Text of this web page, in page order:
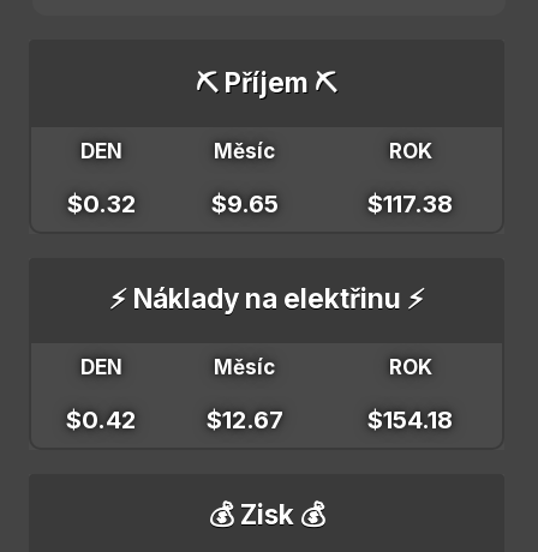
⛏️ Příjem ⛏️
DEN Měsíc ROK
$0.32 $9.65 $117.38
⚡ Náklady na elektřinu ⚡
DEN Měsíc ROK
$0.42 $12.67 $154.18
💰 Zisk 💰